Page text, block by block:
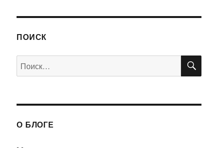
ПОИСК
Искать:
О БЛОГЕ